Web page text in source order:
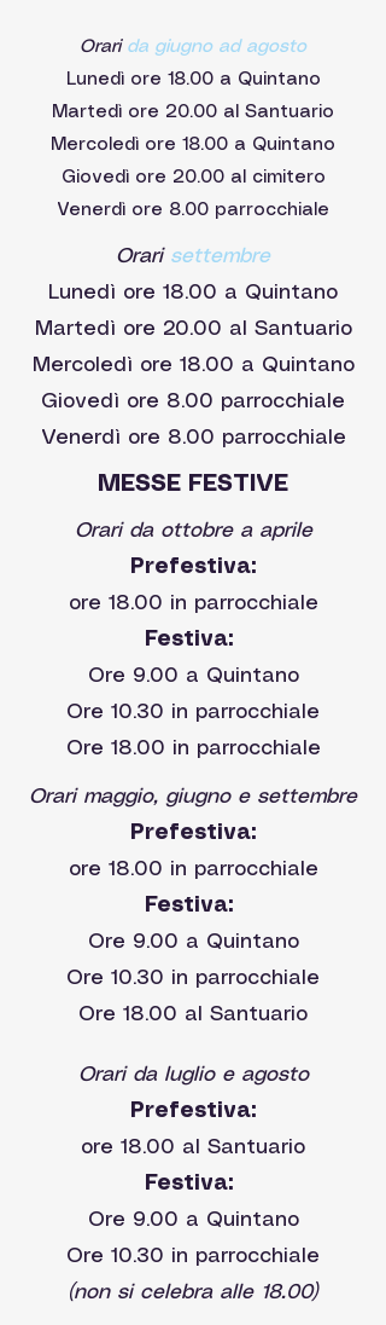
Orari da giugno ad agosto
Lunedì ore 18.00 a Quintano
Martedì ore 20.00 al Santuario
Mercoledì ore 18.00 a Quintano
Giovedì ore 20.00 al cimitero
Venerdì ore 8.00 parrocchiale
Orari settembre
Lunedì ore 18.00 a Quintano
Martedì ore 20.00 al Santuario
Mercoledì ore 18.00 a Quintano
Giovedì ore 8.00 parrocchiale
Venerdì ore 8.00 parrocchiale
MESSE FESTIVE
Orari da ottobre a aprile
Prefestiva:
ore 18.00 in parrocchiale
Festiva:
Ore 9.00 a Quintano
Ore 10.30 in parrocchiale
Ore 18.00 in parrocchiale
Orari maggio, giugno e settembre
Prefestiva:
ore 18.00 in parrocchiale
Festiva:
Ore 9.00 a Quintano
Ore 10.30 in parrocchiale
Ore 18.00 al Santuario
Orari da luglio e agosto
Prefestiva:
ore 18.00 al Santuario
Festiva:
Ore 9.00 a Quintano
Ore 10.30 in parrocchiale
(non si celebra alle 18.00)